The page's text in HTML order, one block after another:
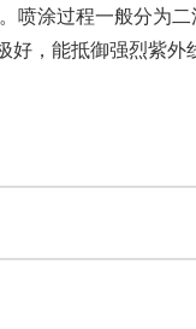
喷涂过程一般分为
，能抵御强烈紫外